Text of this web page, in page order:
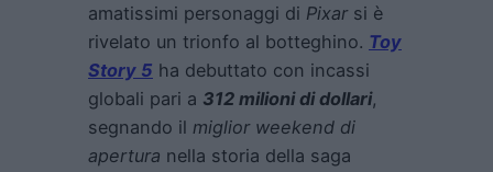
amatissimi personaggi di Pixarsi è
rivelato un trionfo al botteghino. Toy
Story 5 ha debuttato con incassi
globali pari a 312 milioni di dollari,
segnando il miglior weekend di
apertura nella storia della saga